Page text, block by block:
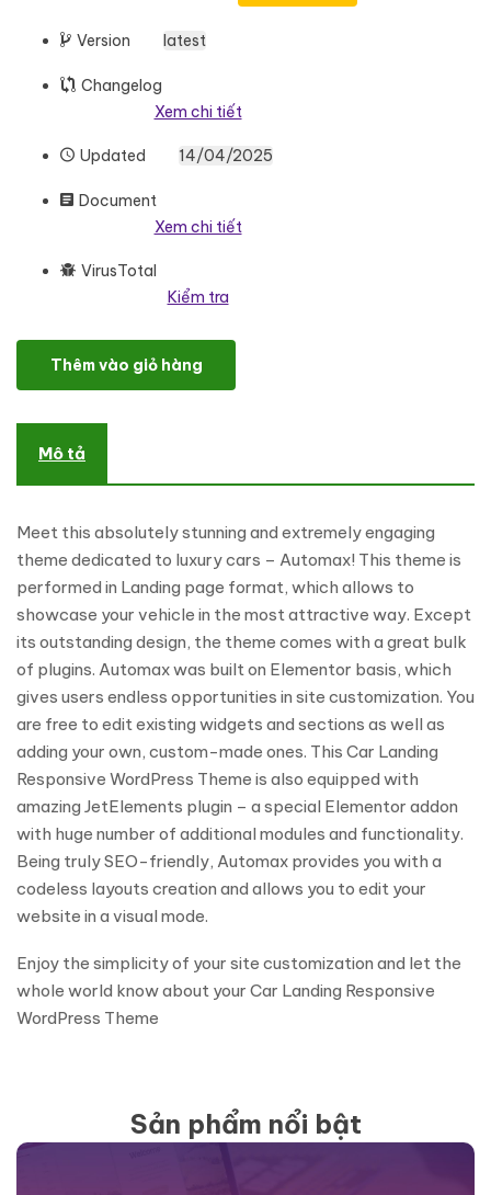
Version latest
Changelog
Xem chi tiết
Updated 14/04/2025
Document
Xem chi tiết
VirusTotal
Kiểm tra
Automax - Car Landing Responsive WordPress Elementor
Thêm vào giỏ hàng
Mô tả
Meet this absolutely stunning and extremely engaging
theme dedicated to luxury cars – Automax! This theme is
performed in Landing page format, which allows to
showcase your vehicle in the most attractive way. Except
its outstanding design, the theme comes with a great bulk
of plugins. Automax was built on Elementor basis, which
gives users endless opportunities in site customization. You
are free to edit existing widgets and sections as well as
adding your own, custom-made ones. This Car Landing
Responsive WordPress Theme is also equipped with
amazing JetElements plugin – a special Elementor addon
with huge number of additional modules and functionality.
Being truly SEO-friendly, Automax provides you with a
codeless layouts creation and allows you to edit your
website in a visual mode.
Enjoy the simplicity of your site customization and let the
whole world know about your Car Landing Responsive
WordPress Theme
Sản phẩm nổi bật